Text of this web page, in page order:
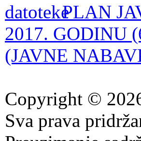
PLAN
2017. GODINU
(JAVNE
Copyright ©
Sva prava